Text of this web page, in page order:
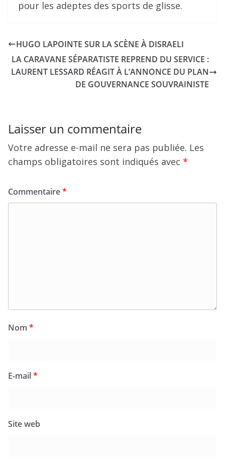
pour les adeptes des sports de glisse.
HUGO LAPOINTE SUR LA SCÈNE À DISRAELI
LA CARAVANE SÉPARATISTE REPREND DU SERVICE :
LAURENT LESSARD RÉAGIT À L’ANNONCE DU PLAN
DE GOUVERNANCE SOUVRAINISTE
Laisser un commentaire
Votre adresse e-mail ne sera pas publiée. Les
champs obligatoires sont indiqués avec *
Commentaire*
Nom *
E-mail*
Site web